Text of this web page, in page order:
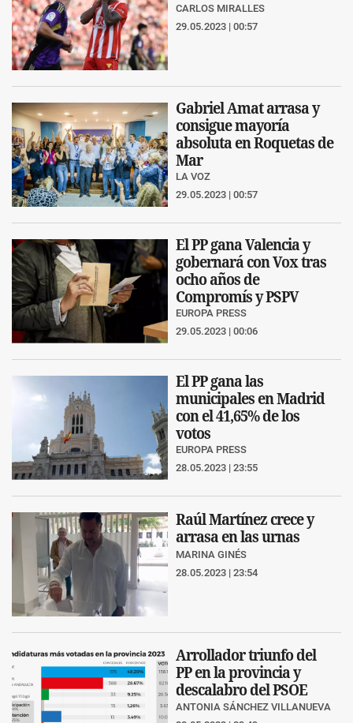
CARLOS MIRALLES
29.05.2023 | 00:57
Gabriel Amat arrasa y
consigue mayoría
absoluta en Roquetas de
Mar
LA VOZ
29.05.2023 | 00:57
El PP gana Valencia y
gobernará con Vox tras
ocho años de
Compromís y PSPV
EUROPA PRESS
29.05.2023 | 00:06
El PP gana las
municipales en Madrid
con el 41,65% de los
votos
EUROPA PRESS
28.05.2023 | 23:55
Raúl Martínez crece y
arrasa en las urnas
MARINA GINÉS
28.05.2023 | 23:54
Arrollador triunfo del
PP en la provincia y
descalabro del PSOE
ANTONIA SÁNCHEZ VILLANUEVA